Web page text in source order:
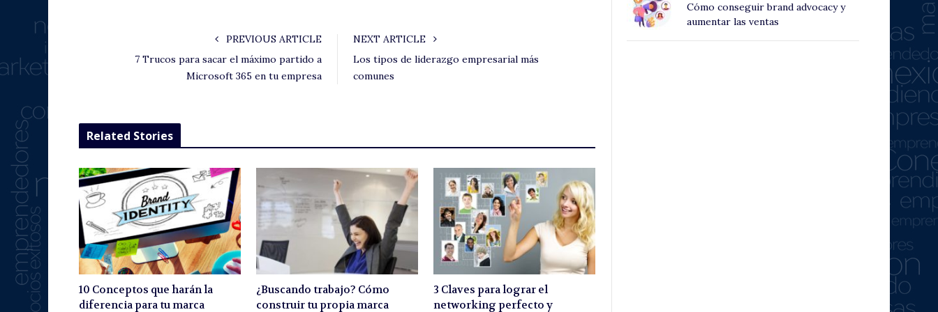
PREVIOUS ARTICLE
7 Trucos para sacar el máximo partido a
Microsoft 365 en tu empresa
NEXT ARTICLE
Los tipos de liderazgo empresarial más
comunes
Related Stories
10 Conceptos que harán la
diferencia para tu marca
¿Buscando trabajo? Cómo
construir tu propia marca
3 Claves para lograr el
networking perfecto y
Cómo conseguir brand advocacy y
aumentar las ventas